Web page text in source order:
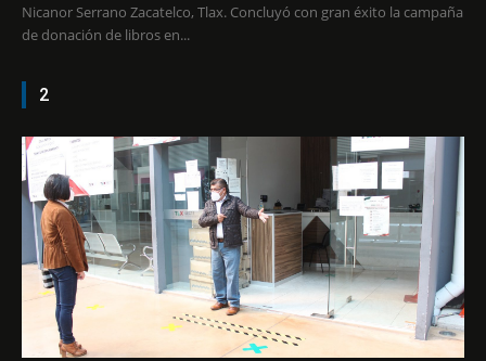
Nicanor Serrano Zacatelco, Tlax. Concluyó con gran éxito la campaña
de donación de libros en...
2